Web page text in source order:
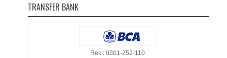
TRANSFER BANK
Rek : 0301-252-110